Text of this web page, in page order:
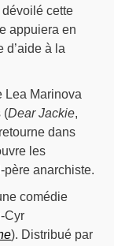
cette
appuiera en
d’aide à la
Lea Marinova
(Dear Jackie,
dans
les
père anarchiste.
comédie
Cyr
). Distribué par